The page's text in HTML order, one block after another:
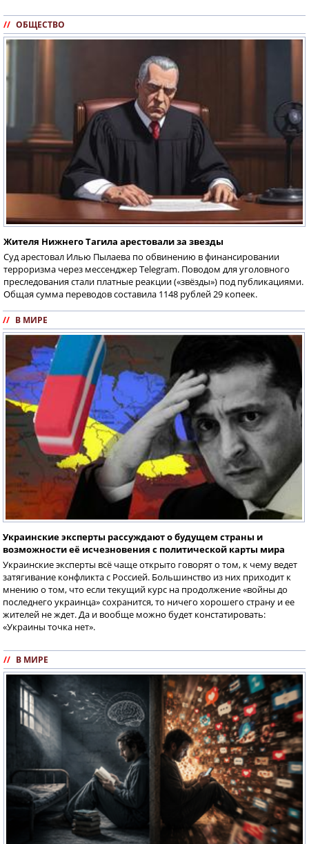
// ОБЩЕСТВО
Жителя Нижнего Тагила арестовали за звезды
Суд арестовал Илью Пылаева по обвинению в финансировании
терроризма через мессенджер Telegram. Поводом для уголовного
преследования стали платные реакции («звёзды») под публикациями.
Общая сумма переводов составила 1148 рублей 29 копеек.
// В МИРЕ
Украинские эксперты рассуждают о будущем страны и
возможности её исчезновения с политической карты мира
Украинские эксперты всё чаще открыто говорят о том, к чему ведет
затягивание конфликта с Россией. Большинство из них приходит к
мнению о том, что если текущий курс на продолжение «войны до
последнего украинца» сохранится, то ничего хорошего страну и ее
жителей не ждет. Да и вообще можно будет констатировать:
«Украины точка нет».
// В МИРЕ